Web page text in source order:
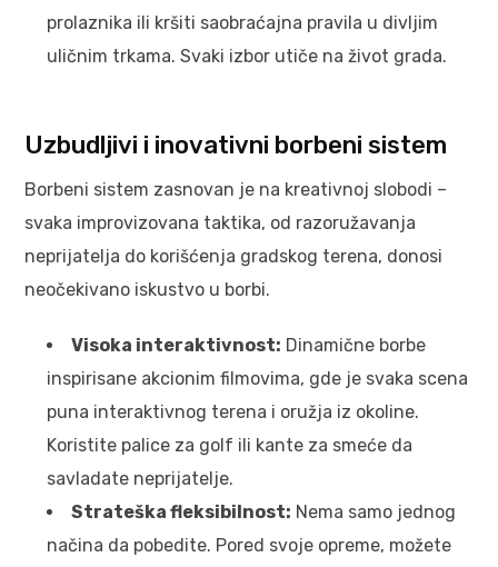
prolaznika ili kršiti saobraćajna pravila u divljim
uličnim trkama. Svaki izbor utiče na život grada.
Uzbudljivi i inovativni borbeni sistem
Borbeni sistem zasnovan je na kreativnoj slobodi –
svaka improvizovana taktika, od razoružavanja
neprijatelja do korišćenja gradskog terena, donosi
neočekivano iskustvo u borbi.
Visoka interaktivnost: Dinamične borbe
inspirisane akcionim filmovima, gde je svaka scena
puna interaktivnog terena i oružja iz okoline.
Koristite palice za golf ili kante za smeće da
savladate neprijatelje.
Strateška fleksibilnost: Nema samo jednog
načina da pobedite. Pored svoje opreme, možete